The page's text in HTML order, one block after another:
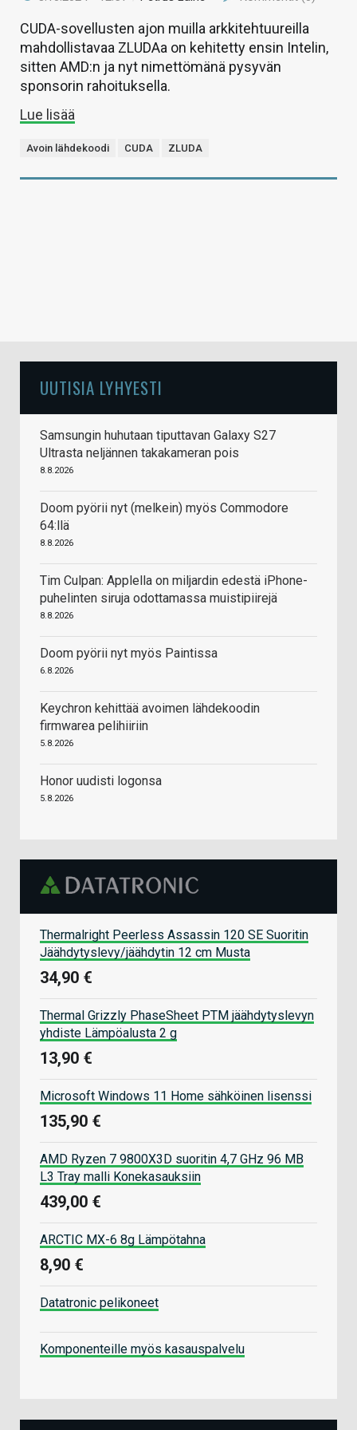
CUDA-sovellusten ajon muilla arkkitehtuureilla
mahdollistavaa ZLUDAa on kehitetty ensin Intelin,
sitten AMD:n ja nyt nimettömänä pysyvän
sponsorin rahoituksella.
Lue lisää
Avoin lähdekoodi CUDA ZLUDA
UUTISIA LYHYESTI
Samsungin huhutaan tiputtavan Galaxy S27
Ultrasta neljännen takakameran pois
8.8.2026
Doom pyörii nyt (melkein) myös Commodore
64:llä
8.8.2026
Tim Culpan: Applella on miljardin edestä iPhone-
puhelinten siruja odottamassa muistipiirejä
8.8.2026
Doom pyörii nyt myös Paintissa
6.8.2026
Keychron kehittää avoimen lähdekoodin
firmwarea pelihiiriin
5.8.2026
Honor uudisti logonsa
5.8.2026
Thermalright Peerless Assassin 120 SE Suoritin
Jäähdytyslevy/jäähdytin 12 cm Musta
34,90 €
Thermal Grizzly PhaseSheet PTM jäähdytyslevyn
yhdiste Lämpöalusta 2 g
13,90 €
Microsoft Windows 11 Home sähköinen lisenssi
135,90 €
AMD Ryzen 7 9800X3D suoritin 4,7 GHz 96 MB
L3 Tray malli Konekasauksiin
439,00 €
ARCTIC MX-6 8g Lämpötahna
8,90 €
Datatronic pelikoneet
Komponenteille myös kasauspalvelu